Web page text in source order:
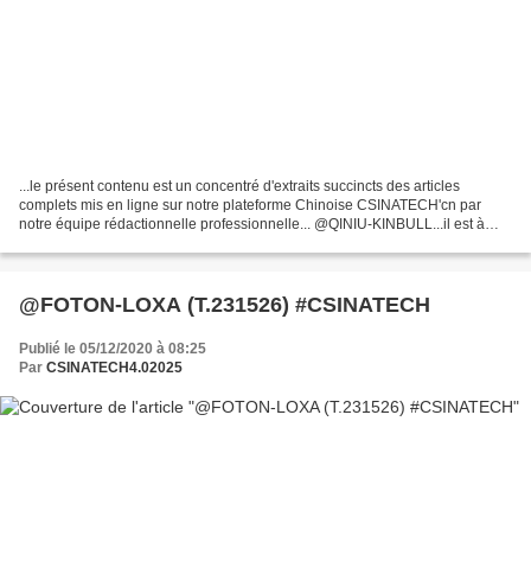
...le présent contenu est un concentré d'extraits succincts des articles
complets mis en ligne sur notre plateforme Chinoise CSINATECH'cn par
notre équipe rédactionnelle professionnelle... @QINIU-KINBULL...il est à
@FOTON-LOXA (T.231526) #CSINATECH
Publié le 05/12/2020 à 08:25
Par CSINATECH4.02025